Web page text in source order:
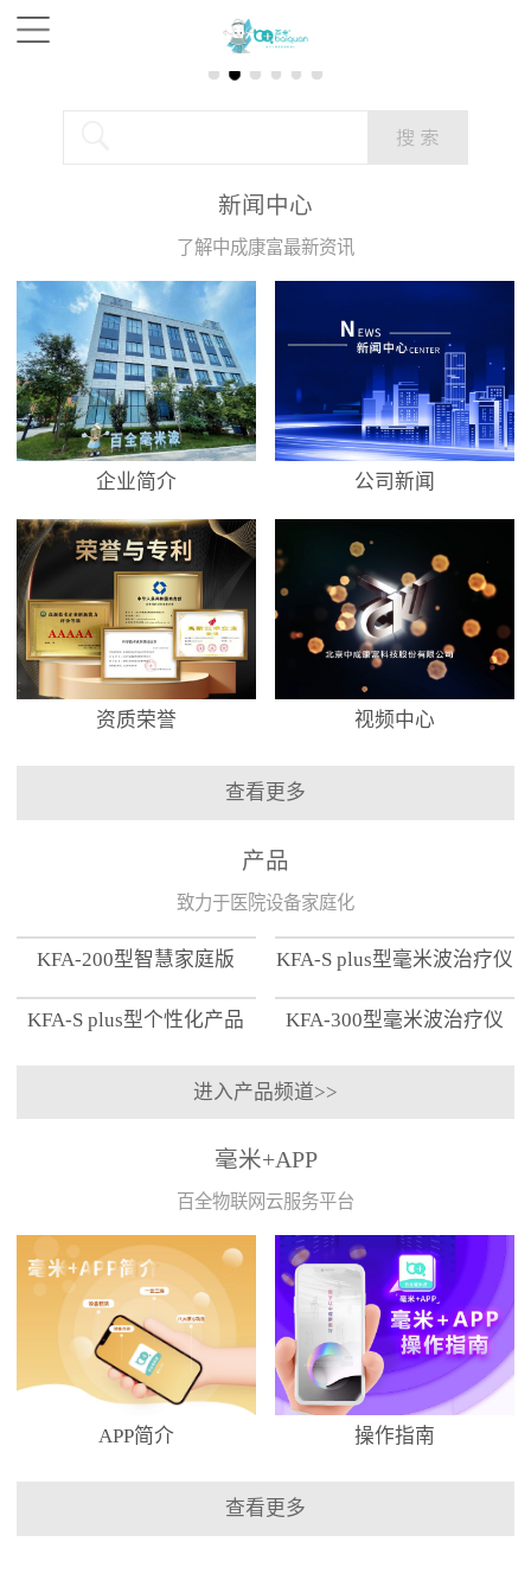
新闻中心
了解中成康富最新资讯
企业简介 公司新闻
资质荣誉 视频中心
查看更多
产品
致力于医院设备家庭化
KFA-200型智慧家庭版 KFA-S plus型毫米波治疗仪
KFA-S plus型个性化产品
KFA-300型毫米波治疗仪
进入产品频道>>
毫米+APP
百全物联网云服务平台
APP简介 操作指南
查看更多